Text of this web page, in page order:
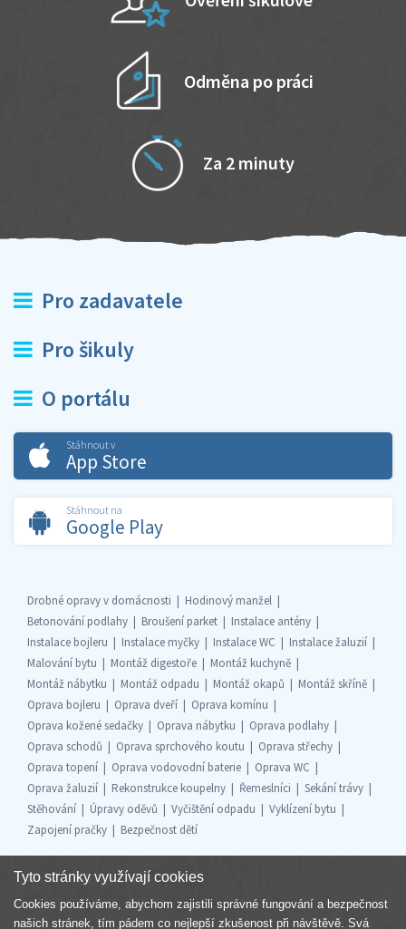
Odměna po práci
Za 2 minuty
Pro zadavatele
Pro šikuly
O portálu
Stáhnout v
App Store
Stáhnout na
Google Play
Drobné opravy v domácnosti
Hodinový manžel
Betonování podlahy
Broušení parket
Instalace antény
Instalace bojleru
Instalace myčky Instalace WC
Instalace žaluzií
Malování bytu
Montáž digestoře
Montáž kuchyně
Montáž nábytku
Montáž odpadu Montáž okapů
Montáž skříně
Oprava bojleru
Oprava dveří
Oprava komínu
Oprava kožené sedačky
Oprava nábytku
Oprava podlahy
Oprava schodů
Oprava sprchového koutu
Oprava střechy
Oprava topení
Oprava vodovodní baterie
Oprava WC
Oprava žaluzií
Rekonstrukce koupelny Řemeslníci
Sekání trávy
Stěhování
Úpravy oděvů Vyčištění odpadu
Vyklízení bytu
Zapojení pračky
Bezpečnost dětí
Součást skupiny
Tyto stránky využívají cookies
Cookies používáme, abychom zajistili správné fungování a bezpečnost
našich stránek, tím pádem co nejlepší zkušenost při návštěvě. Svá